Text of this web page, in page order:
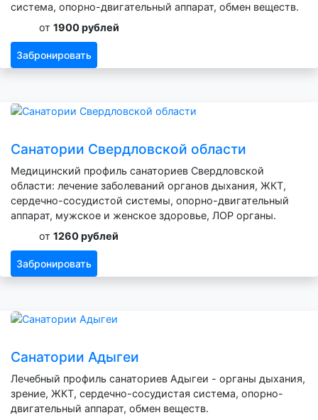
система, опорно-двигательный аппарат, обмен веществ.
от 1900 рублей
Забронировать
Санатории Свердловской области
Медицинский профиль санаториев Свердловской
области: лечение заболеваний органов дыхания, ЖКТ,
сердечно-сосудистой системы, опорно-двигательный
аппарат, мужское и женское здоровье, ЛОР органы.
от 1260 рублей
Забронировать
Санатории Адыгеи
Лечебный профиль санаториев Адыгеи - органы дыхания,
зрение, ЖКТ, сердечно-сосудистая система, опорно-
двигательный аппарат, обмен веществ.